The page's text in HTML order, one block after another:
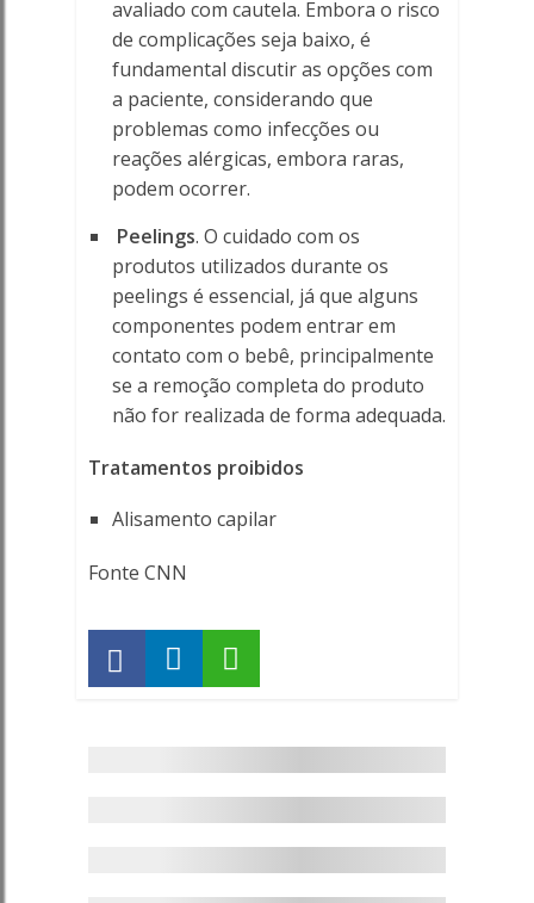
avaliado com cautela. Embora o risco
de complicações seja baixo, é
fundamental discutir as opções com
a paciente, considerando que
problemas como infecções ou
reações alérgicas, embora raras,
podem ocorrer.
Peelings. O cuidado com os
produtos utilizados durante os
peelings é essencial, já que alguns
componentes podem entrar em
contato com o bebê, principalmente
se a remoção completa do produto
não for realizada de forma adequada.
Tratamentos proibidos
Alisamento capilar
Fonte CNN